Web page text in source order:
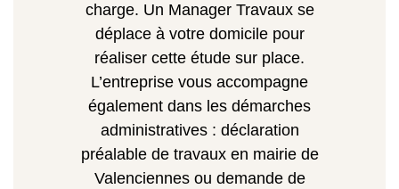
charge. Un Manager Travaux se
déplace à votre domicile pour
réaliser cette étude sur place.
L’entreprise vous accompagne
également dans les démarches
administratives : déclaration
préalable de travaux en mairie de
Valenciennes ou demande de